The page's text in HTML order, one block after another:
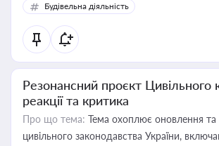
Будівельна діяльність
Резонансний проєкт Цивільного
реакції та критика
Про що тема: Тема охоплює оновлення
цивільного законодавства України,